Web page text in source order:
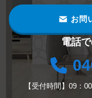
お問
電話
【受付時間】09：